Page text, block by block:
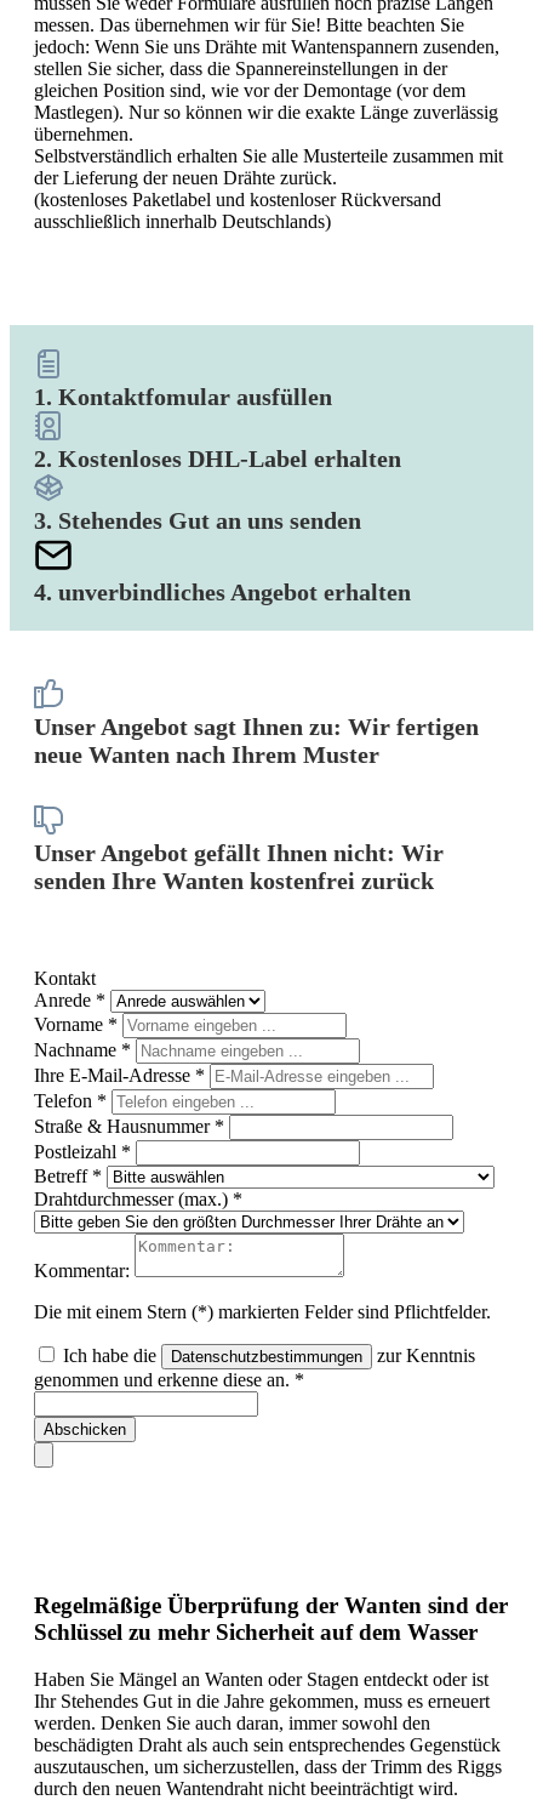
messen. Das übernehmen wir für Sie! Bitte beachten Sie
jedoch: Wenn Sie uns Drähte mit Wantenspannern zusenden,
stellen Sie sicher, dass die Spannereinstellungen in der
gleichen Position sind, wie vor der Demontage (vor dem
Mastlegen). Nur so können wir die exakte Länge zuverlässig
übernehmen.
Selbstverständlich erhalten Sie alle Musterteile zusammen mit
der Lieferung der neuen Drähte zurück.
(kostenloses Paketlabel und kostenloser Rückversand
ausschließlich innerhalb Deutschlands)
1. Kontaktfomular ausfüllen
2. Kostenloses DHL-Label erhalten
3. Stehendes Gut an uns senden
4. unverbindliches Angebot erhalten
Unser Angebot sagt Ihnen zu: Wir fertigen
neue Wanten nach Ihrem Muster
Unser Angebot gefällt Ihnen nicht: Wir
senden Ihre Wanten kostenfrei zurück
Kontakt
Anrede *
Vorname *
Nachname *
Ihre E-Mail-Adresse *
Telefon *
Straße & Hausnummer *
Postleizahl *
Betreff *
Drahtdurchmesser (max.) *
Kommentar:
Die mit einem Stern (*) markierten Felder sind Pflichtfelder.
Ich habe die Datenschutzbestimmungen
zur Kenntnis
genommen und erkenne diese an. *
Abschicken
Regelmäßige Überprüfung der Wanten sind der
Schlüssel zu mehr Sicherheit auf dem Wasser
Haben Sie Mängel an Wanten oder Stagen entdeckt oder ist
Ihr Stehendes Gut in die Jahre gekommen, muss es erneuert
werden. Denken Sie auch daran, immer sowohl den
beschädigten Draht als auch sein entsprechendes Gegenstück
auszutauschen, um sicherzustellen, dass der Trimm des Riggs
durch den neuen Wantendraht nicht beeinträchtigt wird.